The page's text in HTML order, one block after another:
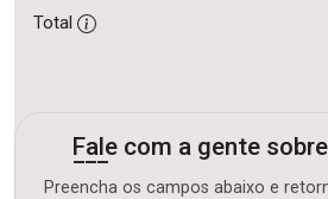
Total
Fale com a gente
Preencha os campos abaixo e